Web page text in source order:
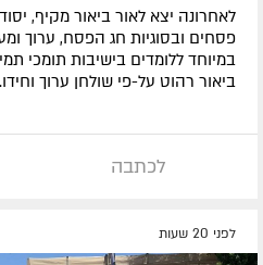
לאחרונה ​יצא לאור ביאור מקיף,
פסחים ובסוגיות חג הפסח, ערוך
במיוחד ללומדים בישיבות תומכי
ביאור רהוט על-פי שולחן ערוך
לכתבה
לפני 20 שעות